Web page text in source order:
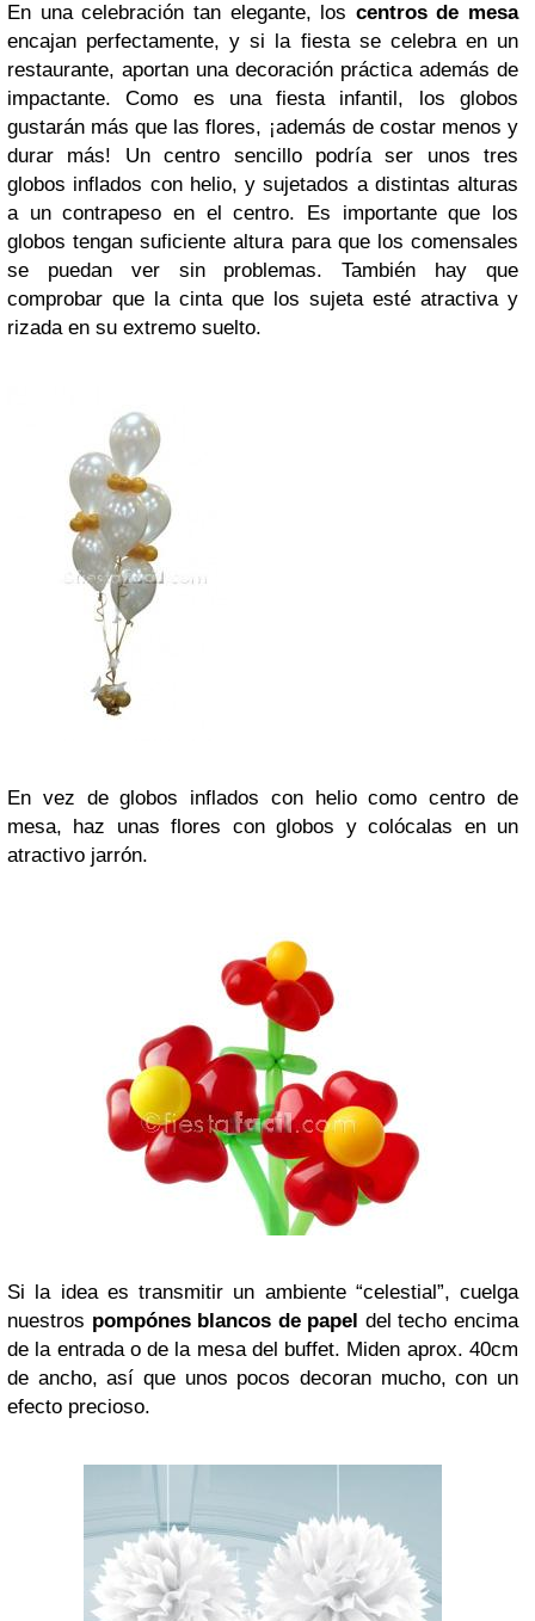
En una celebración tan elegante, los centros de mesa
encajan perfectamente, y si la fiesta se celebra en un
restaurante, aportan una decoración práctica además de
impactante. Como es una fiesta infantil, los globos
gustarán más que las flores, ¡además de costar menos y
durar más! Un centro sencillo podría ser unos tres
globos inflados con helio, y sujetados a distintas alturas
a un contrapeso en el centro. Es importante que los
globos tengan suficiente altura para que los comensales
se puedan ver sin problemas. También hay que
comprobar que la cinta que los sujeta esté atractiva y
rizada en su extremo suelto.
En vez de globos inflados con helio como centro de
mesa, haz unas flores con globos y colócalas en un
atractivo jarrón.
Si la idea es transmitir un ambiente “celestial”, cuelga
nuestros pompónes blancos de papel del techo encima
de la entrada o de la mesa del buffet. Miden aprox. 40cm
de ancho, así que unos pocos decoran mucho, con un
efecto precioso.